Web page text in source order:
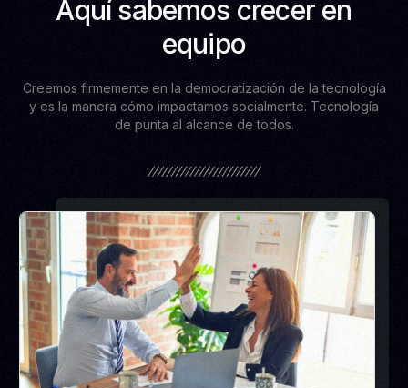
Aquí sabemos crecer en
equipo
Creemos firmemente en la democratización de la tecnología
y es la manera cómo impactamos socialmente. Tecnología
de punta al alcance de todos.